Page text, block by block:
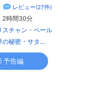
と見 10 分
レビュー(27件)
2時間30分
スチャン・ベール
の秘密・サタニズム・宗教の
予告編